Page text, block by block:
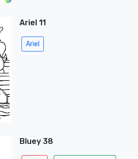
Ariel 11
Ariel
Bluey 38